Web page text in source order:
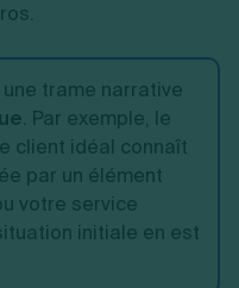
trame narrative
. Par exemple, le
client idéal connaît
par un élément
votre service
initiale en est